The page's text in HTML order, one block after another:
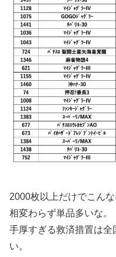
2000枚以上だけでこんな
相変わらず単品多いな。
手厚すぎる救済措置は全
い。